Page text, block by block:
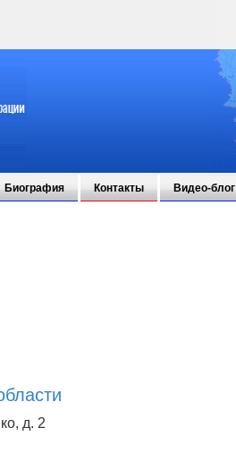
Биография Контакты Видео-блог
д. 2